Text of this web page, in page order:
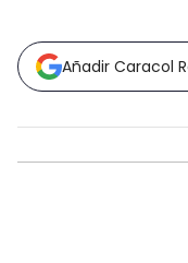
Añadir Caracol